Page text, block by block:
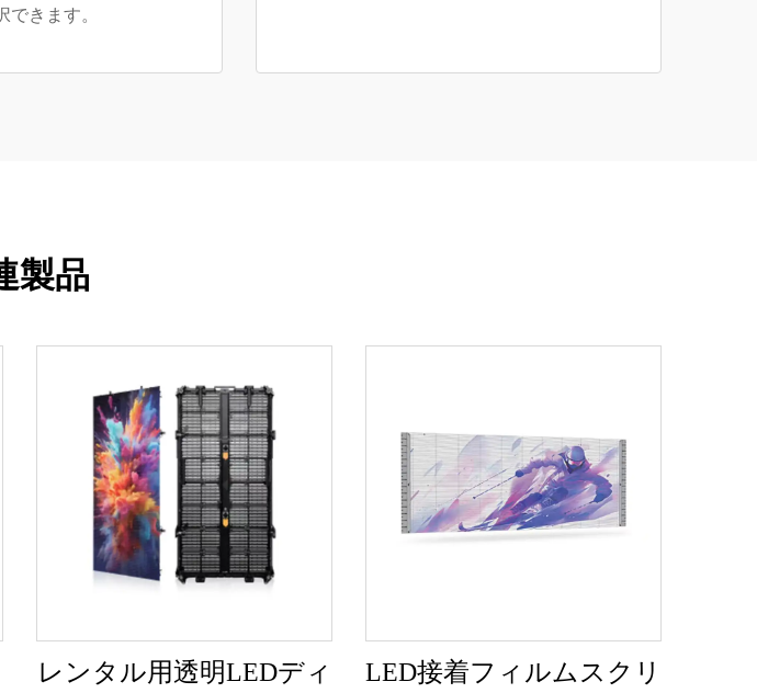
できます。
製品
レンタル用透明LEDディ
LED接着フィルムスクリ